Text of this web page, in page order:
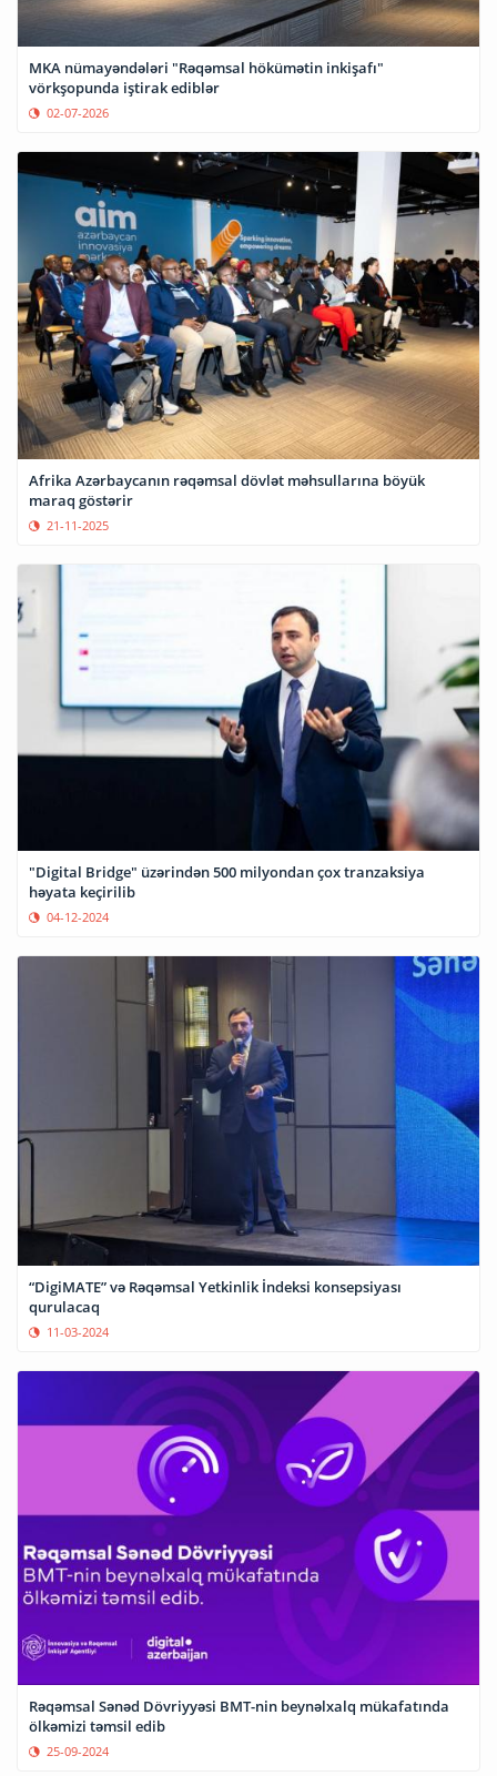
MKA nümayəndələri "Rəqəmsal hökümətin inkişafı"
vörkşopunda iştirak ediblər
02-07-2026
Afrika Azərbaycanın rəqəmsal dövlət məhsullarına böyük
maraq göstərir
21-11-2025
"Digital Bridge" üzərindən 500 milyondan çox tranzaksiya
həyata keçirilib
04-12-2024
“DigiMATE” və Rəqəmsal Yetkinlik İndeksi konsepsiyası
qurulacaq
11-03-2024
Rəqəmsal Sənəd Dövriyyəsi BMT-nin beynəlxalq mükafatında
ölkəmizi təmsil edib
25-09-2024